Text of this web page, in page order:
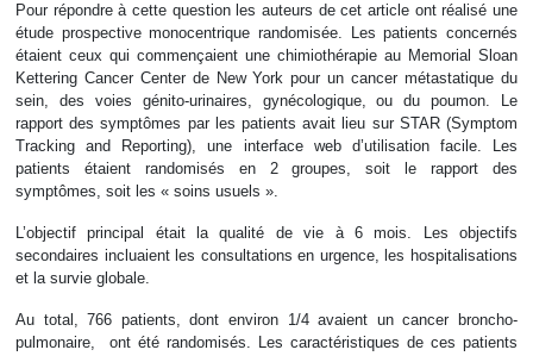
Pour répondre à cette question les auteurs de cet article ont réalisé une
étude prospective monocentrique randomisée. Les patients concernés
étaient ceux qui commençaient une chimiothérapie au Memorial Sloan
Kettering Cancer Center de New York pour un cancer métastatique du
sein, des voies génito-urinaires, gynécologique, ou du poumon. Le
rapport des symptômes par les patients avait lieu sur STAR (Symptom
Tracking and Reporting), une interface web d’utilisation facile. Les
patients étaient randomisés en 2 groupes, soit le rapport des
symptômes, soit les « soins usuels ».
L’objectif principal était la qualité de vie à 6 mois. Les objectifs
secondaires incluaient les consultations en urgence, les hospitalisations
et la survie globale.
Au total, 766 patients, dont environ 1/4 avaient un cancer broncho-
pulmonaire, ont été randomisés. Les caractéristiques de ces patients